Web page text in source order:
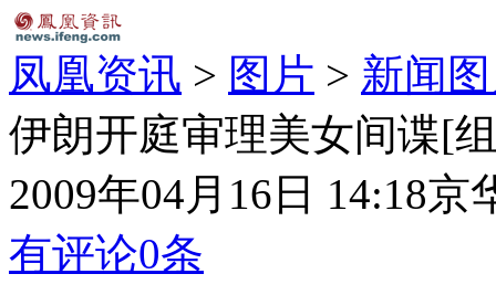
凤凰资讯 > 图片 > 新闻
伊朗开庭审理美女间谍[
2009年04月16日 14:18京
有评论0条